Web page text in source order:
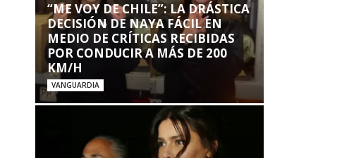
“ME VOY DE CHILE”: LA DRÁSTICA
DECISIÓN DE NAYA FÁCIL EN
MEDIO DE CRÍTICAS RECIBIDAS
POR CONDUCIR A MÁS DE 200
KM/H
VANGUARDIA